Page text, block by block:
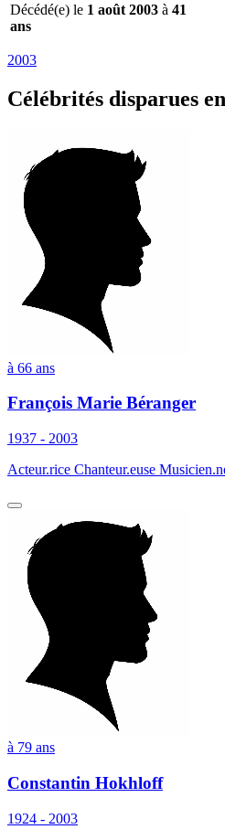
Décédé(e) le 1 août 2003 à 41
ans
2003
Célébrités disparues
à 66 ans
François Marie Béranger
1937 - 2003
Acteur.rice Chanteur.euse
à 79 ans
Constantin Hokhloff
1924 - 2003